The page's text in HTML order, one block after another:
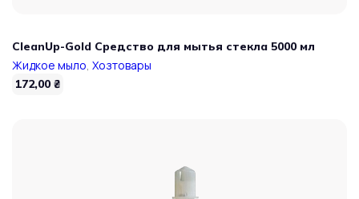
CleanUp-Gold Средство для мытья стекла 5000 мл
Жидкое мыло, Хозтовары
172,00₴